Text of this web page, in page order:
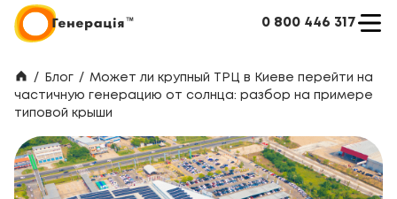
0 800 446 317
/ Блог / Может ли крупный ТРЦ в Киеве перейти на
частичную генерацию от солнца: разбор на примере
типовой крыши